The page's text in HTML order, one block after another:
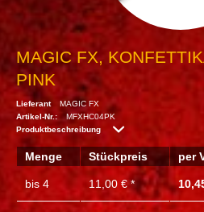
MAGIC FX,
PINK
Lieferant
MAGIC FX
Artikel-Nr.:
MFXHC04PK
Produktbeschreibung
Menge Stückpreis per
bis 4 11,00 € *